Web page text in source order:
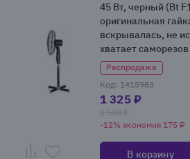
45 Вт, черный (Bt
оригинальная
вскрывалась, не
хватает саморезов
Распродажа
Код: 1415983
1 325 ₽
1 500 ₽
-12% экономия 175 ₽
В корзину